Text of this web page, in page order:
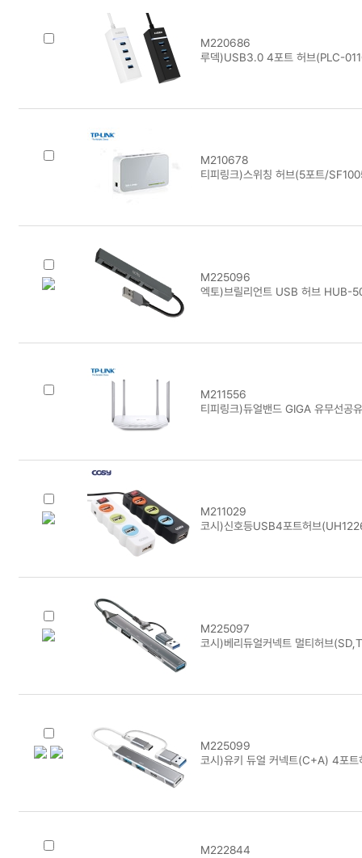
M220686
루덱)USB3.0 4포트 허브(PLC-
M210678
티피링크)스위칭 허브(5포트/
M225096
엑토)브릴리언트 USB 허브 HUB-
M211556
티피링크)듀얼밴드 GIGA 유무선
M211029
코시)신호등USB4포트허브
M225097
코시)베리듀얼커넥트 멀티허브
M225099
코시)유키 듀얼 커넥트(C+A) 4포
M222844